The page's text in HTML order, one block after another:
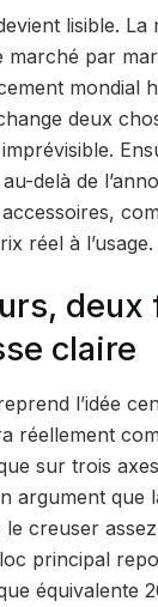
lisible. La
marché par
mondial
deux
delà de
réel à l’usage.
deux
claire
l’idée
réellement
sur trois
argument que
creuser
principal
équivalente